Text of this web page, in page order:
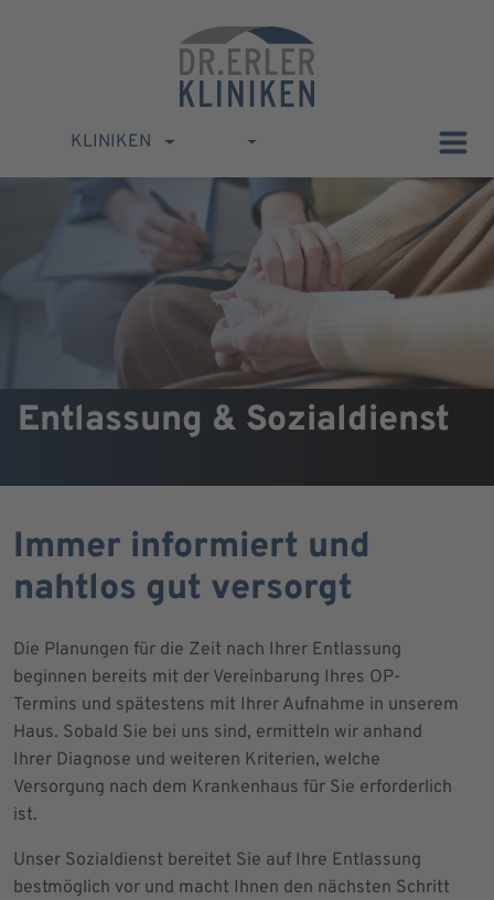
KLINIKEN
Entlassung & Sozialdienst
Immer informiert und
nahtlos gut versorgt
Die Planungen für die Zeit nach Ihrer Entlassung
beginnen bereits mit der Vereinbarung Ihres OP-
Termins und spätestens mit Ihrer Aufnahme in unserem
Haus. Sobald Sie bei uns sind, ermitteln wir anhand
Ihrer Diagnose und weiteren Kriterien, welche
Versorgung nach dem Krankenhaus für Sie erforderlich
ist.
Unser Sozialdienst bereitet Sie auf Ihre Entlassung
bestmöglich vor und macht Ihnen den nächsten Schritt